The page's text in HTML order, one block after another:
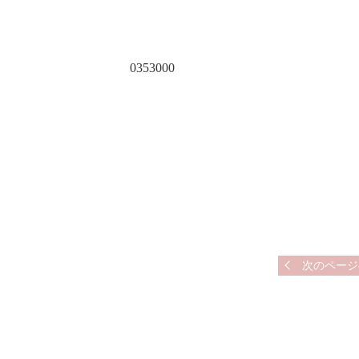
0353000
次のペー